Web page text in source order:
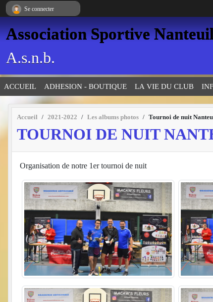
Association Sportive
A.s.n.b.
ACCUEIL ADHESION - BOUTIQUE LA VIE DU CLUB
Accueil 2021-2022 Les albums photos Tournoi de nuit
TOURNOI DE NUIT
Organisation de notre 1er tournoi de nuit
Se connecter
Panneau de gestion des cookies